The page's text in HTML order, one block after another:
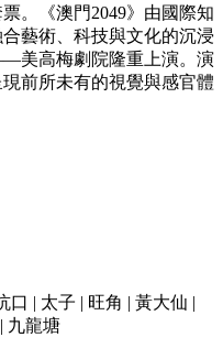
。《澳門2049》由國際知
藝術、科技與文化的沉浸
美高梅劇院隆重上演。演
前所未有的視覺與感官體
口 | 太子 | 旺角 | 黃大仙 |
九龍塘